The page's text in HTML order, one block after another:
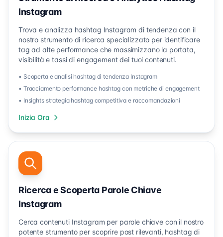
Instagram
Trova e analizza hashtag Instagram di tendenza con il
nostro strumento di ricerca specializzato per identificare
tag ad alte performance che massimizzano la portata,
visibilità e tassi di engagement dei tuoi contenuti.
• Scoperta e analisi hashtag di tendenza Instagram
• Tracciamento performance hashtag con metriche di engagement
• Insights strategia hashtag competitiva e raccomandazioni
Inizia Ora
Ricerca e Scoperta Parole Chiave
Instagram
Cerca contenuti Instagram per parole chiave con il nostro
potente strumento per scoprire post rilevanti, hashtag di